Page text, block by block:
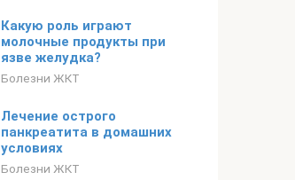
Какую роль играют
молочные продукты при
язве желудка?
Болезни ЖКТ
Лечение острого
панкреатита в домашних
условиях
Болезни ЖКТ